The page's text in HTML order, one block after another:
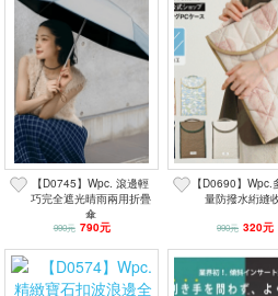
【D0745】Wpc. 滾邊輕
巧完全遮光晴雨兩用折疊
傘
990元 790元
【D0690】Wpc.
量防撥水絎縫
990元 320元